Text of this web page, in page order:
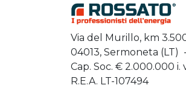
Via del Murillo, km
04013, Sermoneta (LT)
Cap. Soc. € 2.000.000 i.
R.E.A. LT-107494